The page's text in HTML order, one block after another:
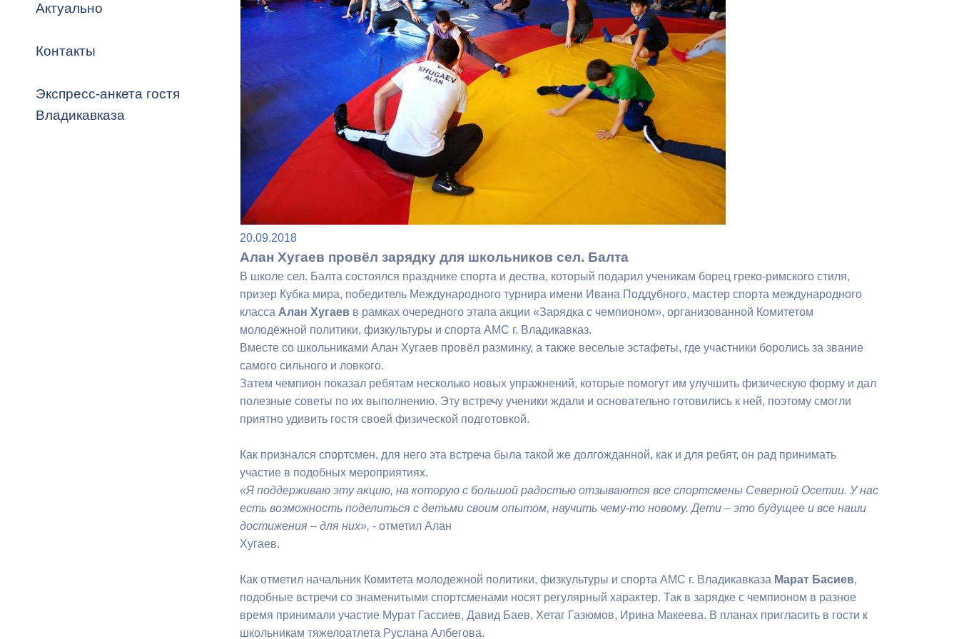
Владикавказ
Распоряжения, постановления Кадровая политика Противодействие коррупции
ОРВ и экспертиза НПА Контактная информация Градостроительная деятельность
Оценка деятельности органов
местного самоуправления
Списки граждан, состоящих на
учете в качестве нуждающихся в
улучшении жилищных условий по
г. Владикавказ
Формирование комфортной
Пространственные сведения
Открытые данные
Общественное обсуждение
Информация о результатах
проверок
Порядок обжалования решений и
действий органов местного
самоуправления
Информация финансового
органа
Актуально
Контакты
Экспресс-анкета гостя
Владикавказа
20.09.2018
Алан Хугаев провёл зарядку для школьников сел. Балта
В школе сел. Балта состоялся празднике спорта и дества, который подарил ученикам борец греко-римского стиля,
призер Кубка мира, победитель Международного турнира имени Ивана Поддубного, мастер спорта международного
класса Алан Хугаев в рамках очередного этапа акции «Зарядка с чемпионом», организованной Комитетом
молодёжной политики, физкультуры и спорта АМС г. Владикавказ.
Вместе со школьниками Алан Хугаев провёл разминку, а также веселые эстафеты, где участники боролись за звание
самого сильного и ловкого.
Затем чемпион показал ребятам несколько новых упражнений, которые помогут им улучшить физическую форму и дал
полезные советы по их выполнению. Эту встречу ученики ждали и основательно готовились к ней, поэтому смогли
приятно удивить гостя своей физической подготовкой.
Как признался спортсмен, для него эта встреча была такой же долгожданной, как и для ребят, он рад принимать
участие в подобных мероприятиях.
«Я поддерживаю эту акцию, на которую с большой радостью отзываются все спортсмены Северной Осетии. У нас
есть возможность поделиться с детьми своим опытом, научить чему-то новому. Дети – это будущее и все наши
достижения – для них», - отметил Алан
Хугаев.
Как отметил начальник Комитета молодежной политики, физкультуры и спорта АМС г. Владикавказа Марат Басиев,
подобные встречи со знаменитыми спортсменами носят регулярный характер. Так в зарядке с чемпионом в разное
время принимали участие Мурат Гассиев, Давид Баев, Хетаг Газюмов, Ирина Макеева. В планах пригласить в гости к
школьникам тяжелоатлета Руслана Албегова.